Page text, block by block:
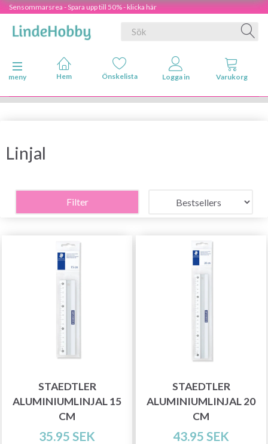
Sensommarsrea - Spara upp till 50% - klicka här
Ändra navigering
meny
Linjal
Filter
STAEDTLER
ALUMINIUMLINJAL 15
CM
35.95 SEK
STAEDTLER
ALUMINIUMLINJAL 20
CM
43.95 SEK